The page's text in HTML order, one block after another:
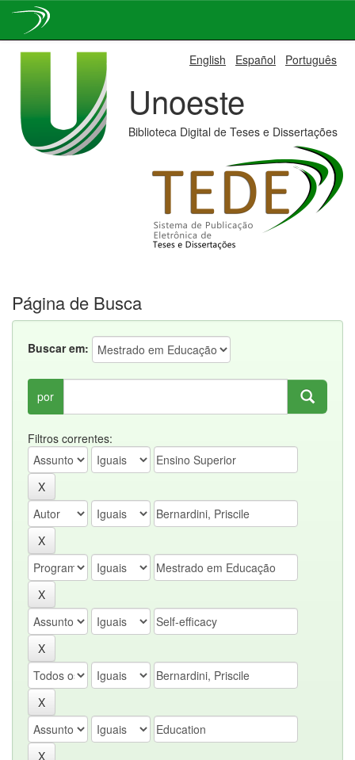
English Español Português
Unoeste
Biblioteca Digital de Teses e Dissertações
Página de Busca
Buscar em:
por
Filtros correntes: